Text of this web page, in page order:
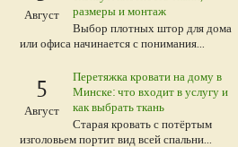
Август
размеры и монтаж
Выбор плотных штор для дома
или офиса начинается с понимания...
5
Август
Перетяжка кровати на дому в
Минске: что входит в услугу и
как выбрать ткань
Старая кровать с потёртым
изголовьем портит вид всей спальни...